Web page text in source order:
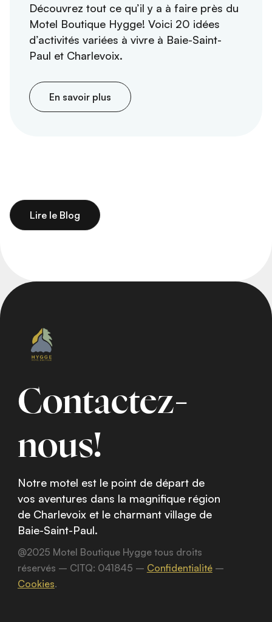
Découvrez tout ce qu’il y a à faire près du
Motel Boutique Hygge! Voici 20 idées
d’activités variées à vivre à Baie-Saint-
Paul et Charlevoix.
En savoir plus
Lire le Blog
Contactez-
nous!
Notre motel est le point de départ de
vos aventures dans la magnifique région
de Charlevoix et le charmant village de
Baie-Saint-Paul.
@2025 Motel Boutique Hygge tous droits
réservés – CITQ: 041845 – Confidentialité–
Cookies.